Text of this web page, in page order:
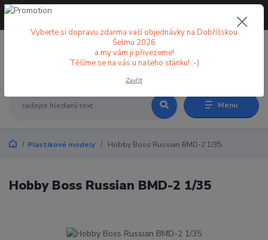
Menu
+420 773 998 582
Plastikové modely Hobby Boss Russian BMD-2 1/35
Hobby Boss Russian BMD-2 1/35
Vyberte si dopravu zdarma vaší objednávky na Dobříšskou
Šelmu 2026
a my vám ji přivezeme!
Těšíme se na vás u našeho stánku! :-)
Zavřít